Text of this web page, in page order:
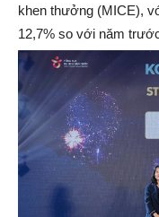
khen thưởng (MICE),
12,7% so với năm